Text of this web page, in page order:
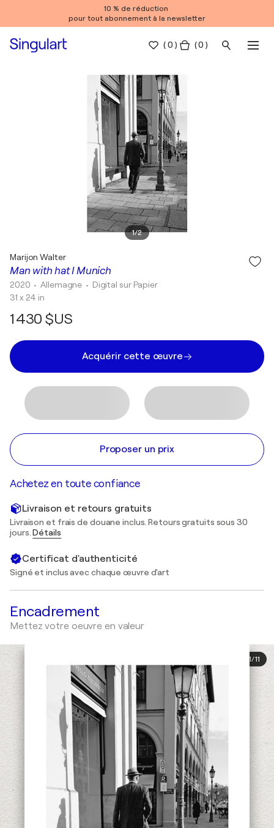
10 % de réduction
pour tout abonnement à la newsletter
(0 ) ( 0 )
1/2
Man with hat I Munich
Marijon Walter
2020 • Allemagne • Digital sur Papier
31 x 24 in
1 430 $US
Acquérir cette œuvre
Proposer un prix
Achetez en toute confiance
Livraison et retours gratuits
Livraison et frais de douane inclus. Retours gratuits sous 30
jours.Détails
Certificat d'authenticité
Signé et inclus avec chaque œuvre d'art
Encadrement
Mettez votre oeuvre en valeur
1/11